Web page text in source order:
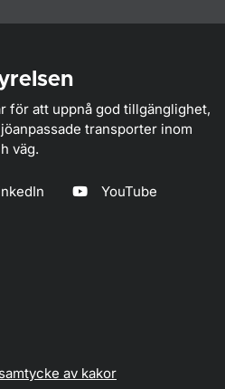
för att uppnå god tillgänglighet,
transporter inom
väg.
YouTube
av kakor